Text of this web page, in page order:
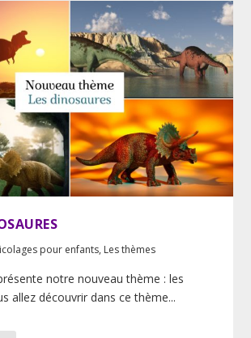
pour enfants, Les thèmes
notre nouveau thème : les
allez découvrir dans ce thème...